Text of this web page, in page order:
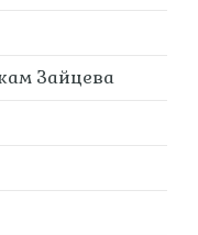
Зайцева